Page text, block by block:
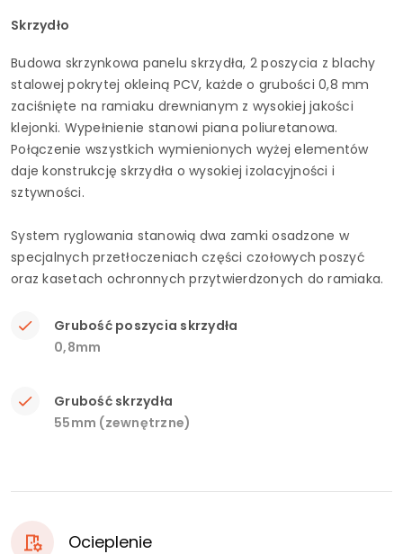
Skrzydło
Budowa skrzynkowa panelu skrzydła, 2 poszycia z blachy
stalowej pokrytej okleiną PCV, każde o grubości 0,8 mm
zaciśnięte na ramiaku drewnianym z wysokiej jakości
klejonki. Wypełnienie stanowi piana poliuretanowa.
Połączenie wszystkich wymienionych wyżej elementów
daje konstrukcję skrzydła o wysokiej izolacyjności i
sztywności.
System ryglowania stanowią dwa zamki osadzone w
specjalnych przetłoczeniach części czołowych poszyć
oraz kasetach ochronnych przytwierdzonych do ramiaka.
Grubość poszycia skrzydła
0,8mm
Grubość skrzydła
55mm (zewnętrzne)
Ocieplenie